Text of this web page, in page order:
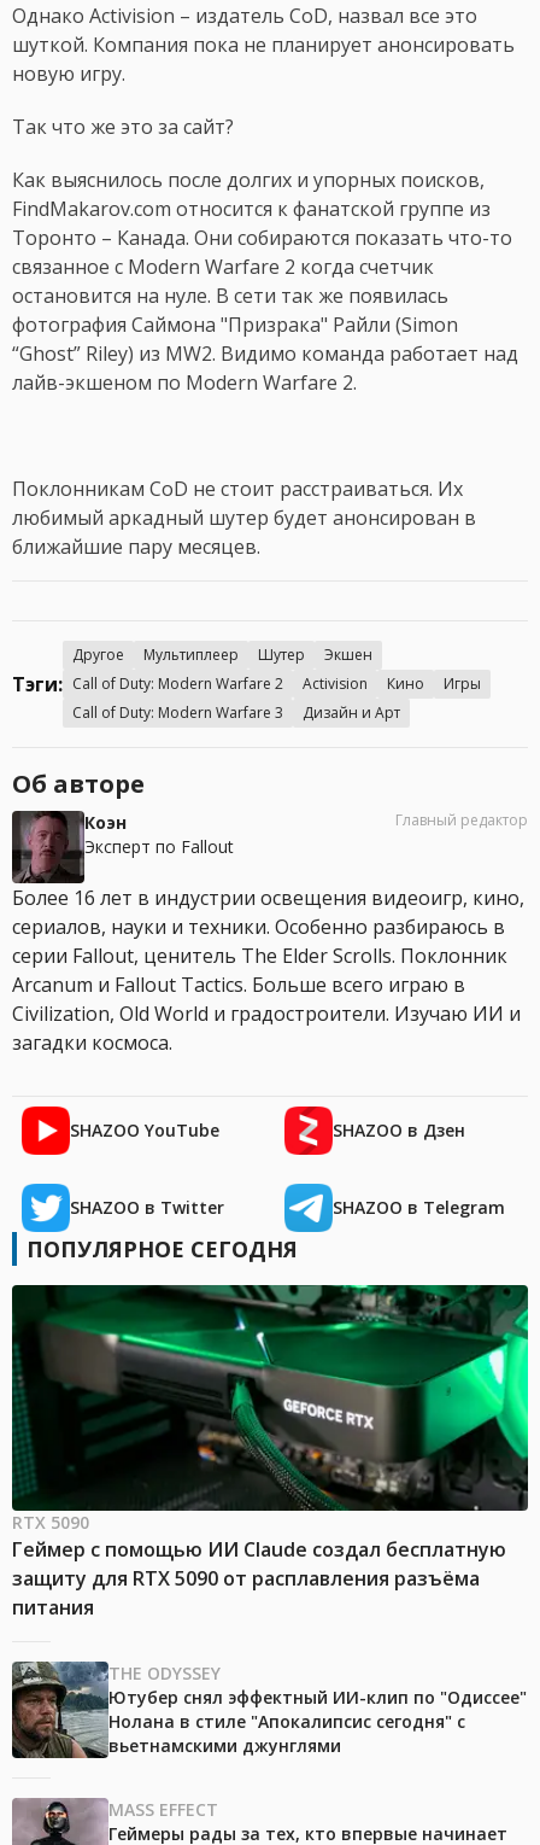
Однако Activision – издатель CoD, назвал все это
шуткой. Компания пока не планирует анонсировать
новую игру.
Так что же это за сайт?
Как выяснилось после долгих и упорных поисков,
FindMakarov.com относится к фанатской группе из
Торонто – Канада. Они собираются показать что-то
связанное с Modern Warfare 2 когда счетчик
остановится на нуле. В сети так же появилась
фотография Саймона "Призрака" Райли (Simon
“Ghost” Riley) из MW2. Видимо команда работает над
лайв-экшеном по Modern Warfare 2.
Поклонникам CoD не стоит расстраиваться. Их
любимый аркадный шутер будет анонсирован в
ближайшие пару месяцев.
Тэги:
Другое Мультиплеер Шутер
Экшен
Call of Duty: Modern Warfare 2
Activision Кино
Игры
Call of Duty: Modern Warfare 3
Дизайн и Арт
Об авторе
Коэн
Эксперт по Fallout
Главный редактор
Более 16 лет в индустрии освещения видеоигр, кино,
сериалов, науки и техники. Особенно разбираюсь в
серии Fallout, ценитель The Elder Scrolls. Поклонник
Arcanum и Fallout Tactics. Больше всего играю в
Civilization, Old World и градостроители. Изучаю ИИ и
загадки космоса.
SHAZOO YouTube SHAZOO в Дзен
SHAZOO в Twitter SHAZOO в Telegram
ПОПУЛЯРНОЕ СЕГОДНЯ
RTX 5090
Геймер с помощью ИИ Claude создал бесплатную
защиту для RTX 5090 от расплавления разъёма
питания
THE ODYSSEY
Ютубер снял эффектный ИИ-клип по "Одиссее"
Нолана в стиле "Апокалипсис сегодня" с
вьетнамскими джунглями
MASS EFFECT
Геймеры рады за тех, кто впервые начинает